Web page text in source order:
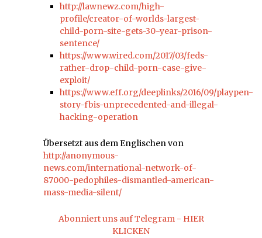
http://lawnewz.com/high-
profile/creator-of-worlds-largest-
child-porn-site-gets-30-year-prison-
sentence/
https://www.wired.com/2017/03/feds-
rather-drop-child-porn-case-give-
exploit/
https://www.eff.org/deeplinks/2016/09/playpen-
story-fbis-unprecedented-and-illegal-
hacking-operation
Übersetzt aus dem Englischen von
http://anonymous-
news.com/international-network-of-
87000-pedophiles-dismantled-american-
mass-media-silent/
Abonniert uns auf Telegram - HIER
KLICKEN